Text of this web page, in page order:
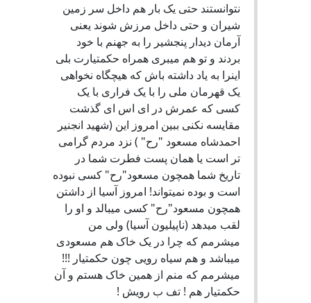
نتوانستند حتی یک بار هم داخل سر زمین
شیران و حتی داخل مرزش شوند یعنی
آرمان دیدار پنجشیر را به جهنم با خود
بردند و تو هم میبری همراه حکمتیارت بلی
اینرا به یاد داشته باش که هیچگاه نخواهی
یک قهرمان ملی را با یک فراری با یک
کسی که عمرش در ای اس ای گذشت
مقایسه نکنی ببین امروز این (شهید انجنیر
احمدشاه مسعود "رح" ) نزد مردم گرامی
تر است یا همان پست فطرت شما در
تاریخ شما همچون مسعود"رح" کسی نبوده
است و بوده نمیتواند! امروز آسیا از داشتن
همچون مسعود"رح" کسی میبالد و او را
لقب میدهد (ناپیلیون آسیا) ولی من
میشرمم که چرا در یک خاک هم مسعودی
میباشد و هم سیاه رویی چون حکمتیار !!!
میشرمم که منم از همین خاک هستم و آن
حکمتیار هم ! تف ب رویش !